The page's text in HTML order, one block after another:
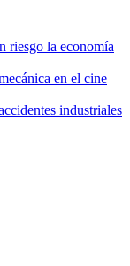
riesgo la economía
en el cine
industriales